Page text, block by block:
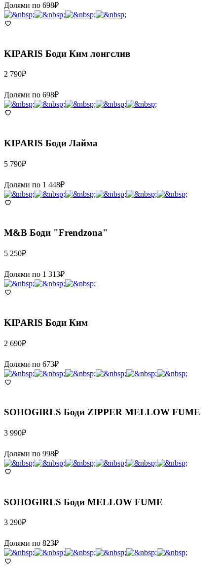
Долями по 698₽
KIPARIS Боди Ким лонгслив
2 790₽
Долями по 698₽
KIPARIS Боди Лайма
5 790₽
Долями по 1 448₽
M&B Боди "Frendzona"
5 250₽
Долями по 1 313₽
KIPARIS Боди Ким
2 690₽
Долями по 673₽
SOHOGIRLS Боди ZIPPER MELLOW FUME
3 990₽
Долями по 998₽
SOHOGIRLS Боди MELLOW FUME
3 290₽
Долями по 823₽